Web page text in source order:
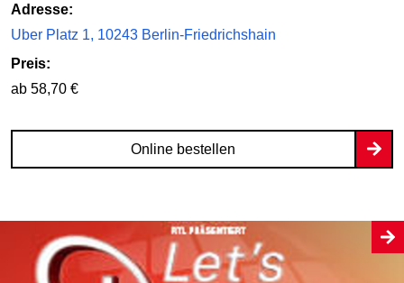
Adresse:
Uber Platz 1, 10243 Berlin-Friedrichshain
Preis:
ab 58,70 €
Online bestellen